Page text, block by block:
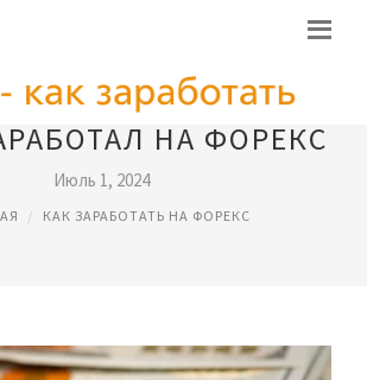
НА ФОРЕКС
Июль 1, 2024
КАК ЗАРАБОТАТЬ НА ФОРЕКС